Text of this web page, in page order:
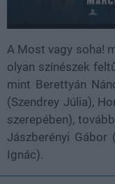
A Most vagy soha!
olyan színészek
mint Berettyán
(Szendrey Júlia),
szerepében),
Jászberényi Gábor
Ignác).